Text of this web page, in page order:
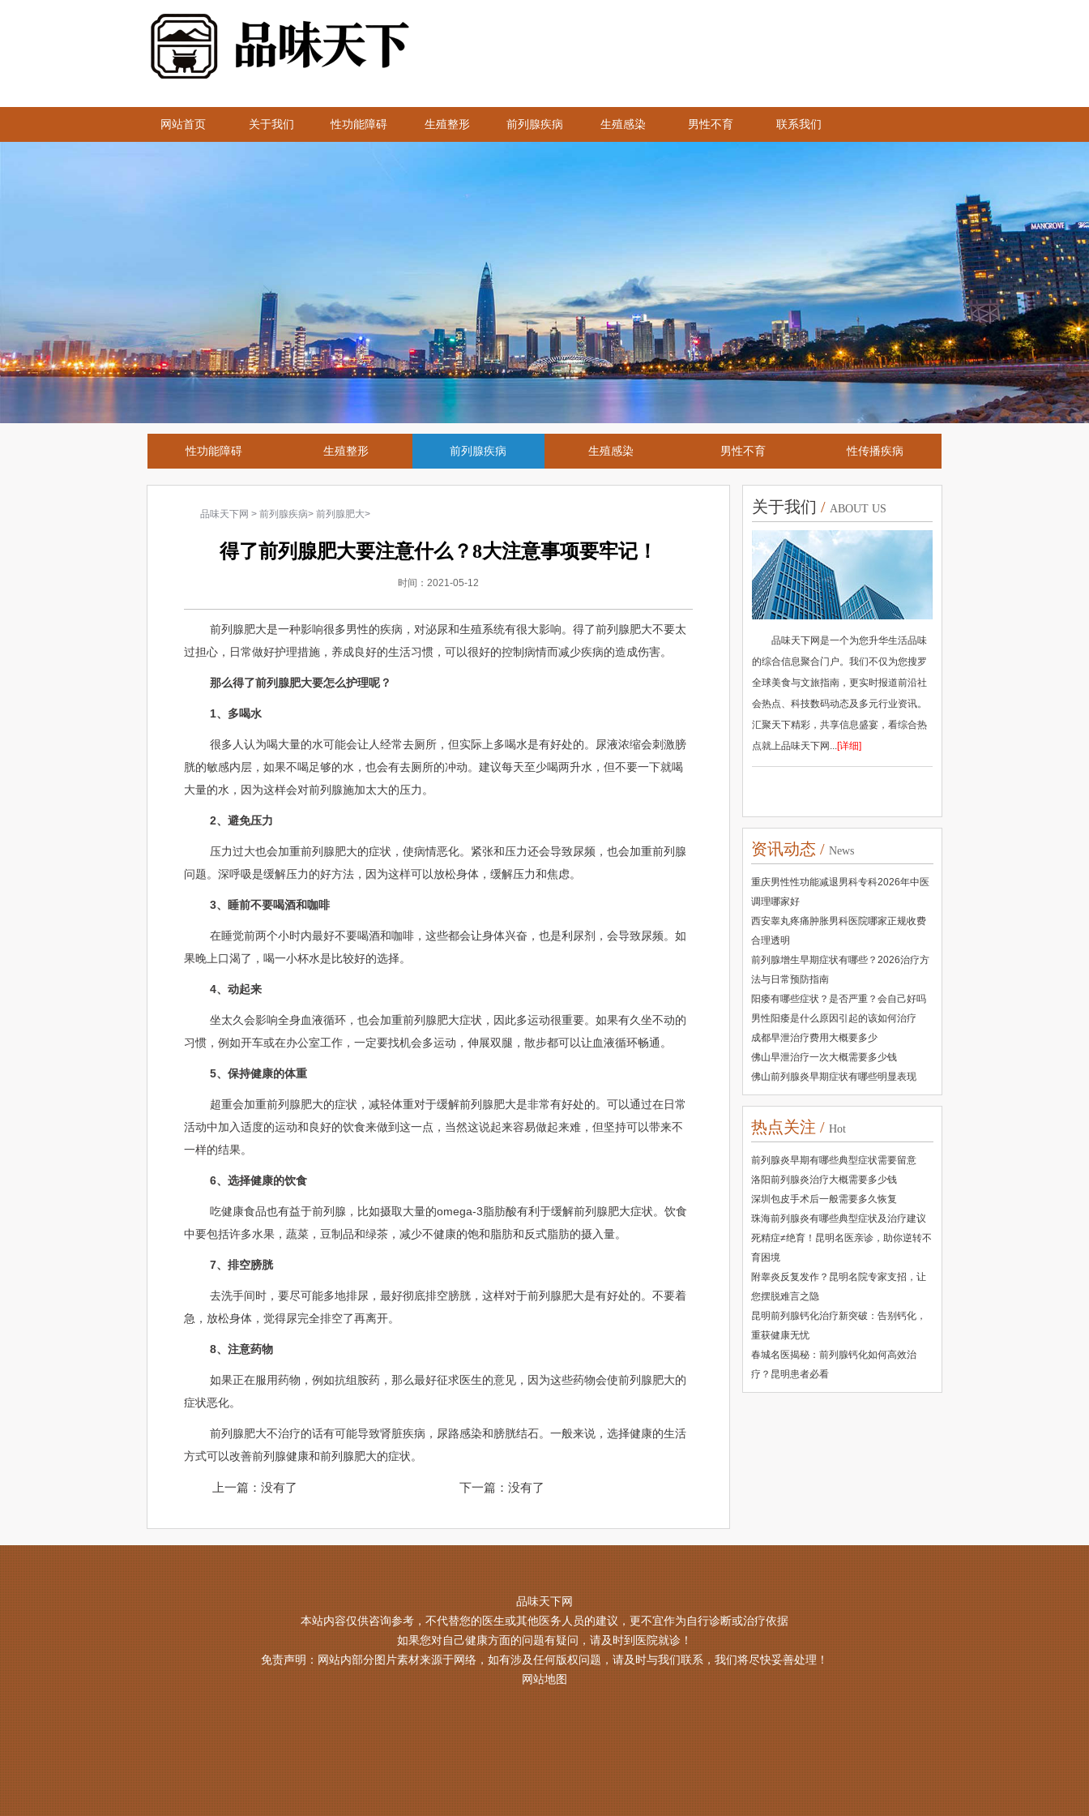
网站首页 关于我们 性功能障碍 生殖整形 前列腺疾病 生殖感染 男性不育 联系我们
性功能障碍 生殖整形 前列腺疾病 生殖感染 男性不育 性传播疾病
品味天下网 > 前列腺疾病> 前列腺肥大>
得了前列腺肥大要注意什么？8大注意事项要牢记！
时间：2021-05-12
前列腺肥大是一种影响很多男性的疾病，对泌尿和生殖系统有很大影响。得了前列腺肥大不要太
过担心，日常做好护理措施，养成良好的生活习惯，可以很好的控制病情而减少疾病的造成伤害。
那么得了前列腺肥大要怎么护理呢？
1、多喝水
很多人认为喝大量的水可能会让人经常去厕所，但实际上多喝水是有好处的。尿液浓缩会刺激膀
胱的敏感内层，如果不喝足够的水，也会有去厕所的冲动。建议每天至少喝两升水，但不要一下就喝
大量的水，因为这样会对前列腺施加太大的压力。
2、避免压力
压力过大也会加重前列腺肥大的症状，使病情恶化。紧张和压力还会导致尿频，也会加重前列腺
问题。深呼吸是缓解压力的好方法，因为这样可以放松身体，缓解压力和焦虑。
3、睡前不要喝酒和咖啡
在睡觉前两个小时内最好不要喝酒和咖啡，这些都会让身体兴奋，也是利尿剂，会导致尿频。如
果晚上口渴了，喝一小杯水是比较好的选择。
4、动起来
坐太久会影响全身血液循环，也会加重前列腺肥大症状，因此多运动很重要。如果有久坐不动的
习惯，例如开车或在办公室工作，一定要找机会多运动，伸展双腿，散步都可以让血液循环畅通。
5、保持健康的体重
超重会加重前列腺肥大的症状，减轻体重对于缓解前列腺肥大是非常有好处的。可以通过在日常
活动中加入适度的运动和良好的饮食来做到这一点，当然这说起来容易做起来难，但坚持可以带来不
一样的结果。
6、选择健康的饮食
吃健康食品也有益于前列腺，比如摄取大量的omega-3脂肪酸有利于缓解前列腺肥大症状。饮食
中要包括许多水果，蔬菜，豆制品和绿茶，减少不健康的饱和脂肪和反式脂肪的摄入量。
7、排空膀胱
去洗手间时，要尽可能多地排尿，最好彻底排空膀胱，这样对于前列腺肥大是有好处的。不要着
急，放松身体，觉得尿完全排空了再离开。
8、注意药物
如果正在服用药物，例如抗组胺药，那么最好征求医生的意见，因为这些药物会使前列腺肥大的
症状恶化。
前列腺肥大不治疗的话有可能导致肾脏疾病，尿路感染和膀胱结石。一般来说，选择健康的生活
方式可以改善前列腺健康和前列腺肥大的症状。
上一篇：没有了 下一篇：没有了
关于我们 / ABOUT US
品味天下网是一个为您升华生活品味
的综合信息聚合门户。我们不仅为您搜罗
全球美食与文旅指南，更实时报道前沿社
会热点、科技数码动态及多元行业资讯。
汇聚天下精彩，共享信息盛宴，看综合热
点就上品味天下网... [详细]
资讯动态 / News
重庆男性性功能减退男科专科2026年中医
调理哪家好
西安睾丸疼痛肿胀男科医院哪家正规收费
合理透明
前列腺增生早期症状有哪些？2026治疗方
法与日常预防指南
阳痿有哪些症状？是否严重？会自己好吗
男性阳痿是什么原因引起的该如何治疗
成都早泄治疗费用大概要多少
佛山早泄治疗一次大概需要多少钱
佛山前列腺炎早期症状有哪些明显表现
热点关注 / Hot
前列腺炎早期有哪些典型症状需要留意
洛阳前列腺炎治疗大概需要多少钱
深圳包皮手术后一般需要多久恢复
珠海前列腺炎有哪些典型症状及治疗建议
死精症≠绝育！昆明名医亲诊，助你逆转不
育困境
附睾炎反复发作？昆明名院专家支招，让
您摆脱难言之隐
昆明前列腺钙化治疗新突破：告别钙化，
重获健康无忧
春城名医揭秘：前列腺钙化如何高效治
疗？昆明患者必看
品味天下网
本站内容仅供咨询参考，不代替您的医生或其他医务人员的建议，更不宜作为自行诊断或治疗依据
如果您对自己健康方面的问题有疑问，请及时到医院就诊！
免责声明：网站内部分图片素材来源于网络，如有涉及任何版权问题，请及时与我们联系，我们将尽快妥善处理！
网站地图